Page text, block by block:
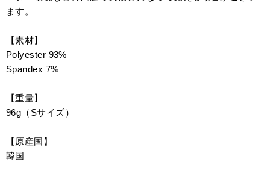
ます。
【素材】
Polyester 93%
Spandex 7%
【重量】
96g（Sサイズ）
【原産国】
韓国